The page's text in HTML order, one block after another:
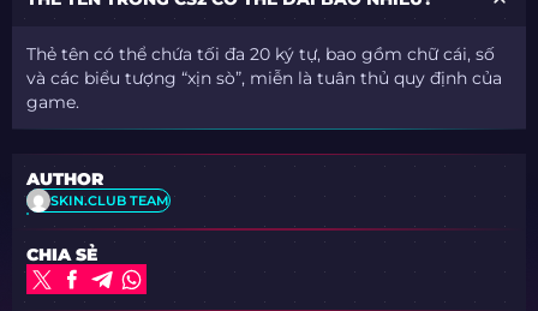
Thẻ tên có thể chứa tối đa 20 ký tự, bao gồm chữ cái, số
và các biểu tượng “xịn sò”, miễn là tuân thủ quy định của
game.
AUTHOR
SKIN.CLUB TEAM
CHIA SẺ